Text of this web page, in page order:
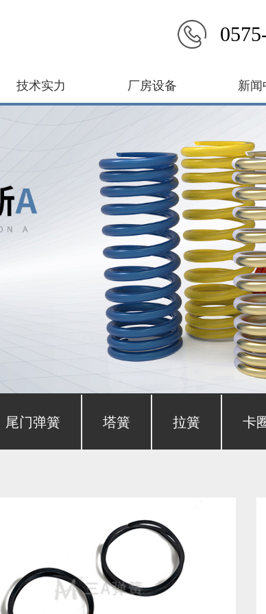
技术实力 厂房设备 新闻
尾门弹簧 塔簧 拉簧 卡